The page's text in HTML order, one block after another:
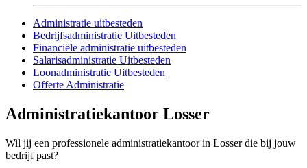
Administratie uitbesteden
Bedrijfsadministratie Uitbesteden
Financiële administratie uitbesteden
Salarisadministratie Uitbesteden
Loonadministratie Uitbesteden
Offerte Administratie
Administratiekantoor Losser
Wil jij een professionele administratiekantoor in Losser die bij jouw
bedrijf past?